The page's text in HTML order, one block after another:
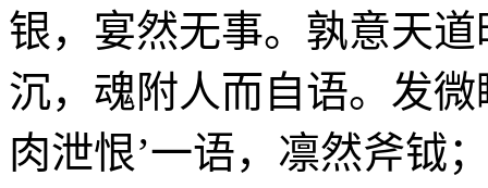
银，宴然无事。孰意天
沉，魂附人而自语。发
肉泄恨’一语，凛然斧钺